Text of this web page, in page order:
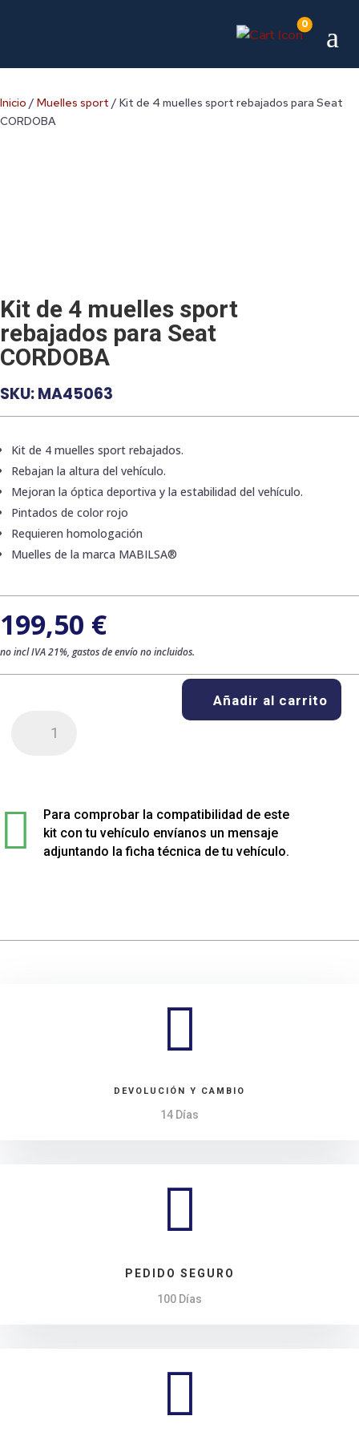
0 a
Inicio / Muelles sport / Kit de 4 muelles sport rebajados para Seat
CORDOBA
Kit de 4 muelles sport
rebajados para Seat
CORDOBA
SKU:MA45063
Kit de 4 muelles sport rebajados.
Rebajan la altura del vehículo.
Mejoran la óptica deportiva y la estabilidad del vehículo.
Pintados de color rojo
Requieren homologación
Muelles de la marca MABILSA®
199,50 €
no incl IVA 21%, gastos de envío no incluidos.
rebajados
Seat
Añadir al carrito

Para comprobar la compatibilidad de este
kit con tu vehículo envíanos un mensaje
adjuntando la ficha técnica de tu vehículo.

DEVOLUCIÓN Y CAMBIO
14 Días

PEDIDO SEGURO
100 Días
